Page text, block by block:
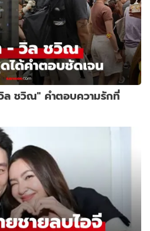
ล ชวิณ" คำตอบความรักที่